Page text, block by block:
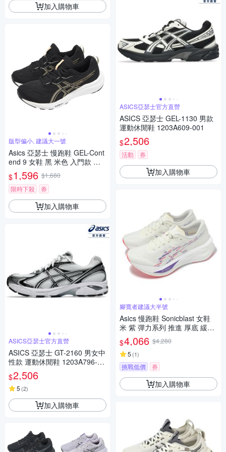
加入購物車
版型偏小, 建議大一號
Asics 亞瑟士 慢跑鞋 GEL-Cont
end 9 女鞋 黑 米色 入門款 緩
震 運動鞋 1012B681006
$1,596 $1,680
限時下殺
券
加入購物車
ASICS亞瑟士官方直營
ASICS 亞瑟士 GT-2160 男女中
性款 運動休閒鞋 1203A796-10
$2,506
5 (2)
加入購物車
ASICS亞瑟士官方直營
ASICS 亞瑟士 GEL-1130 男款
運動休閒鞋 1203A609-001
$2,506
活動 券
加入購物車
腳寬者建議大半號
Asics 慢跑鞋 Sonicblast 女鞋
米 紫 彈力系列 推進 厚底 緩震
運動鞋 亞瑟士 1012B862100
$4,066 $4,280
5 (1)
挑戰低價 券
加入購物車